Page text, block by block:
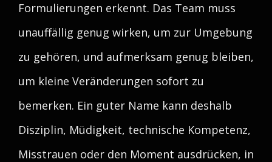
Formulierungen erkennt. Das Team muss
unauffällig genug wirken, um zur Umgebung
zu gehören, und aufmerksam genug bleiben,
um kleine Veränderungen sofort zu
bemerken. Ein guter Name kann deshalb
Disziplin, Müdigkeit, technische Kompetenz,
Misstrauen oder den Moment ausdrücken, in